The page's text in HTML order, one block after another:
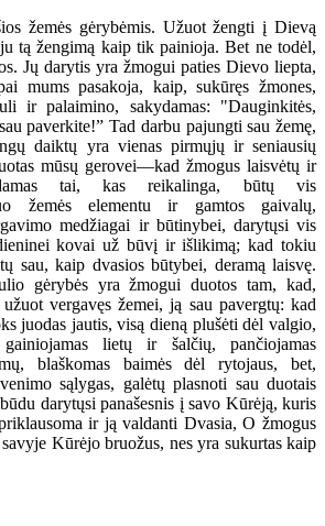
žemės gėrybėmis. Užuot žengti į Dievą
tą žengimą kaip tik painioja. Bet ne todėl,
Jų darytis yra žmogui paties Dievo liepta,
mums pasakoja, kaip, sukūręs žmones,
ir palaimino, sakydamas: "Dauginkitės,
paverkite!” Tad darbu pajungti sau žemę,
daiktų yra vienas pirmųjų ir seniausių
mūsų gerovei—kad žmogus laisvėtų ir
tai, kas reikalinga, būtų vis
žemės elementu ir gamtos gaivalų,
medžiagai ir būtinybei, darytųsi vis
kovai už būvį ir išlikimą; kad tokiu
sau, kaip dvasios būtybei, deramą laisvę.
gėrybės yra žmogui duotos tam, kad,
vergavęs žemei, ją sau pavergtų: kad
juodas jautis, visą dieną plušėti dėl valgio,
lietų ir šalčių, pančiojamas
blaškomas baimės dėl rytojaus, bet,
sąlygas, galėtų plasnoti sau duotais
darytųsi panašesnis į savo Kūrėją, kuris
ir ją valdanti Dvasia, O žmogus
Kūrėjo bruožus, nes yra sukurtas kaip